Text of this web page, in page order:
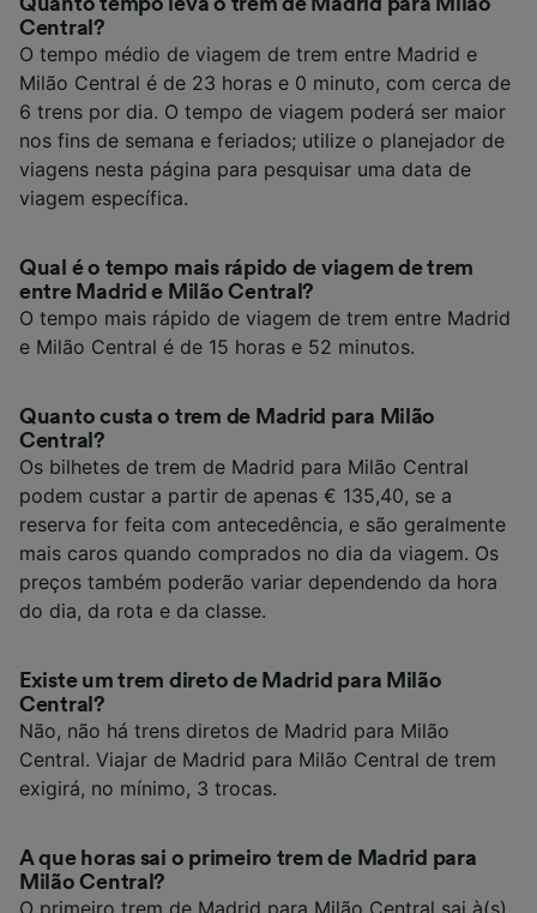
Central?
O tempo médio de viagem de trem entre Madrid e
Milão Central é de 23 horas e 0 minuto, com cerca de
6 trens por dia. O tempo de viagem poderá ser maior
nos fins de semana e feriados; utilize o planejador de
viagens nesta página para pesquisar uma data de
viagem específica.
Qual é o tempo mais rápido de viagem de trem
entre Madrid e Milão Central?
O tempo mais rápido de viagem de trem entre Madrid
e Milão Central é de 15 horas e 52 minutos.
Quanto custa o trem de Madrid para Milão
Central?
Os bilhetes de trem de Madrid para Milão Central
podem custar a partir de apenas € 135,40, se a
reserva for feita com antecedência, e são geralmente
mais caros quando comprados no dia da viagem. Os
preços também poderão variar dependendo da hora
do dia, da rota e da classe.
Existe um trem direto de Madrid para Milão
Central?
Não, não há trens diretos de Madrid para Milão
Central. Viajar de Madrid para Milão Central de trem
exigirá, no mínimo, 3 trocas.
A que horas sai o primeiro trem de Madrid para
Milão Central?
O primeiro trem de Madrid para Milão Central sai à(s)